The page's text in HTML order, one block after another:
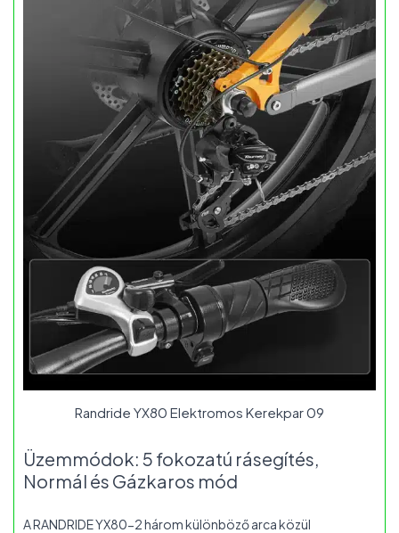
Randride YX80 Elektromos Kerekpar 09
Üzemmódok: 5 fokozatú rásegítés,
Normál és Gázkaros mód
A RANDRIDE YX80-2 három különböző arca közül